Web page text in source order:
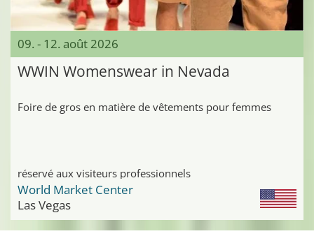
09. - 12. août 2026
WWIN Womenswear in Nevada
Foire de gros en matière de vêtements pour femmes
réservé aux visiteurs professionnels
World Market Center
Las Vegas